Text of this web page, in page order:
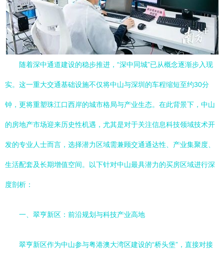
随着深中通道建设的稳步推进，“深中同城”已从概念逐渐步入现
实。这一重大交通基础设施不仅将中山与深圳的车程缩短至约30分
钟，更将重塑珠江口西岸的城市格局与产业生态。在此背景下，中山
的房地产市场迎来历史性机遇，尤其是对于关注信息科技领域技术开
发的专业人士而言，选择潜力区域需兼顾交通通达性、产业集聚度、
生活配套及长期增值空间。以下针对中山最具潜力的买房区域进行深
度剖析：
一、翠亨新区：前沿规划与科技产业高地
翠亨新区作为中山参与粤港澳大湾区建设的“桥头堡”，直接对接